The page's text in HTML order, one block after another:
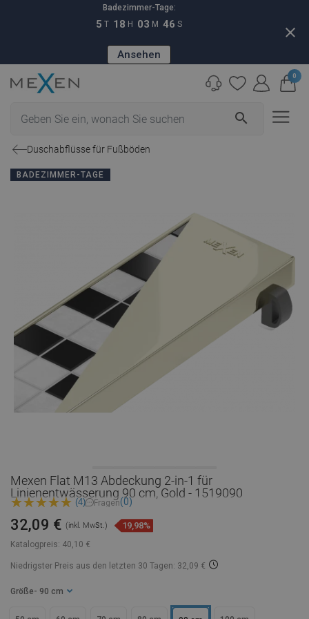
Badezimmer-Tage:
5 T 18 H 03 M 45 S
Ansehen
close
search
0
Duschabflüsse für Fußböden
BADEZIMMER-TAGE
Mexen Flat M13 Abdeckung 2-in-1 für
Linienentwässerung 90 cm, Gold - 1519090
(4) Fragen(0)
Katalogpreis: 40,10 €
32,09 € (inkl. MwSt.) 19,98%
Niedrigster Preis aus den letzten 30 Tagen: 32,09 €
Größe - 90 cm